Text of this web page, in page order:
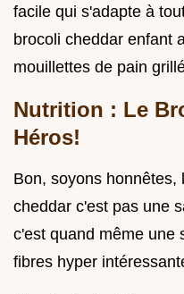
facile qui s'adapte à
brocoli cheddar enfant
mouillettes de pain
Nutrition : Le
Héros!
Bon, soyons honnêtes,
cheddar c'est pas une
c'est quand même une
fibres hyper